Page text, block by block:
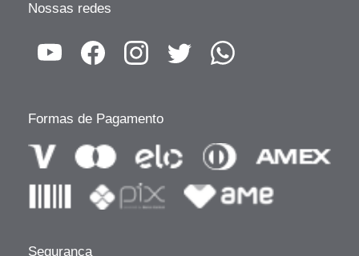
Nossas redes
Formas de Pagamento
Segurança